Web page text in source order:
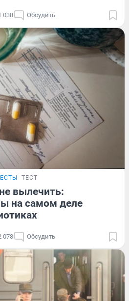
038 Обсудить
ТЕСТ
вылечить:
на самом деле
078 Обсудить